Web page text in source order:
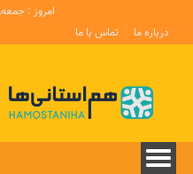
امروز : جمعه, ۱۶ مرداد ,
درباره ما
تماس با ما